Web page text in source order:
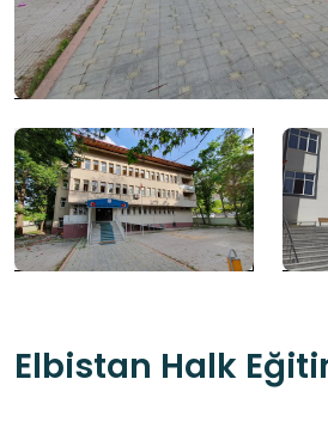
Elbistan Halk